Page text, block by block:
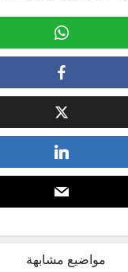
مواضيع مشابهة